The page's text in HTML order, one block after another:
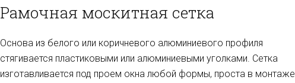
Рамочная москитная сетка
Основа из белого или коричневого алюминиевого профиля
стягивается пластиковыми или алюминиевыми уголками. Сетка
изготавливается под проем окна любой формы, проста в монтаже